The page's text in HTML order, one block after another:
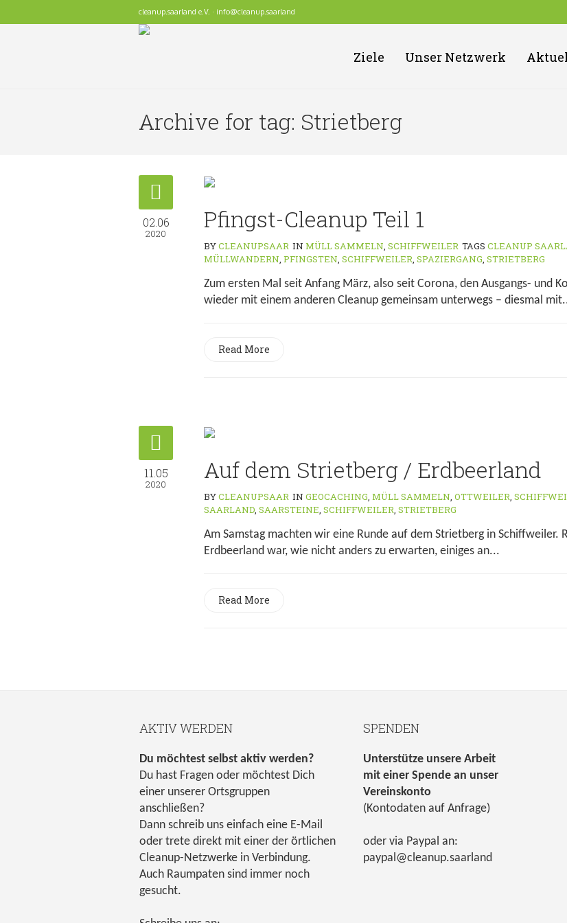
cleanup.saarland e.V. · info@cleanup.saarland
Ziele Unser Netzwerk
Archive for tag: Strietberg
02.06
2020 Pfingst-Cleanup Teil 1
BYCLEANUPSAAR IN MÜLL SAMMELN, SCHIFFWEILER TAGS CLEANUP
MÜLLWANDERN, PFINGSTEN, SCHIFFWEILER, SPAZIERGANG, STRIETBERG
Zum ersten Mal seit Anfang März, also seit Corona, den Ausgangs- und
wieder mit einem anderen Cleanup gemeinsam unterwegs – diesmal
Read More
11.05
2020 Auf dem Strietberg / Erdbeerland
BYCLEANUPSAAR IN GEOCACHING, MÜLL SAMMELN, OTTWEILER,
SAARLAND, SAARSTEINE, SCHIFFWEILER, STRIETBERG
Am Samstag machten wir eine Runde auf dem Strietberg in Schiffweiler.
Erdbeerland war, wie nicht anders zu erwarten, einiges an...
Read More
AKTIV WERDEN
Du möchtest selbst aktiv werden?
Du hast Fragen oder möchtest Dich
einer unserer Ortsgruppen
anschließen?
Dann schreib uns einfach eine E-Mail
oder trete direkt mit einer der örtlichen
Cleanup-Netzwerke in Verbindung.
Auch Raumpaten sind immer noch
gesucht.
SPENDEN
Unterstütze unsere Arbeit
mit einer Spende an unser
Vereinskonto
(Kontodaten auf Anfrage)
oder via Paypal an:
paypal@cleanup.saarland